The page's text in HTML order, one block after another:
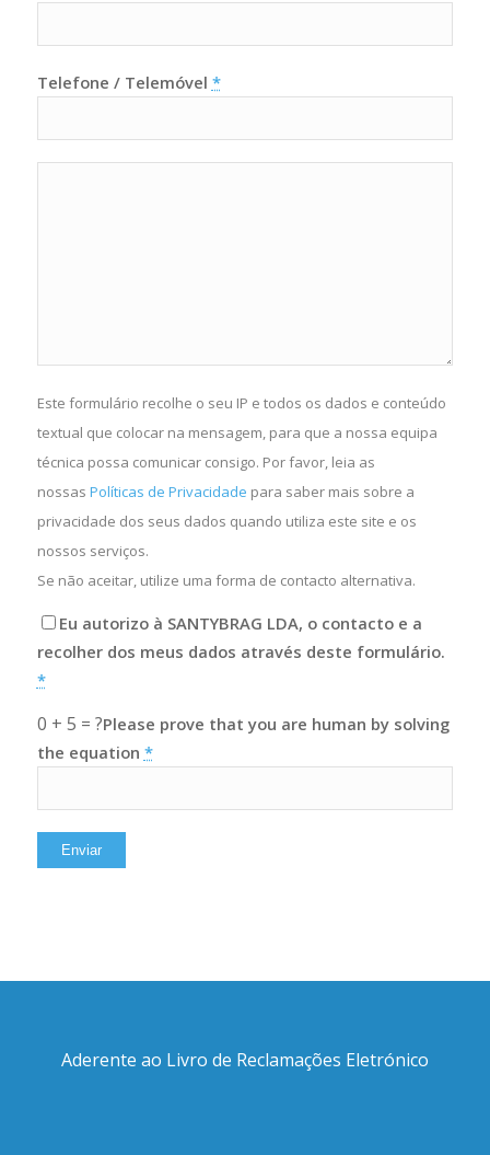
Telefone / Telemóvel *
Este formulário recolhe o seu IP e todos os dados e conteúdo
textual que colocar na mensagem, para que a nossa equipa
técnica possa comunicar consigo. Por favor, leia as
nossas Políticas de Privacidade para saber mais sobre a
privacidade dos seus dados quando utiliza este site e os
nossos serviços.
Se não aceitar, utilize uma forma de contacto alternativa.
Eu autorizo à SANTYBRAG LDA, o contacto e a
recolher dos meus dados através deste formulário.
*
0 + 5 = ?Please prove that you are human by solving
the equation *
Aderente ao Livro de Reclamações Eletrónico